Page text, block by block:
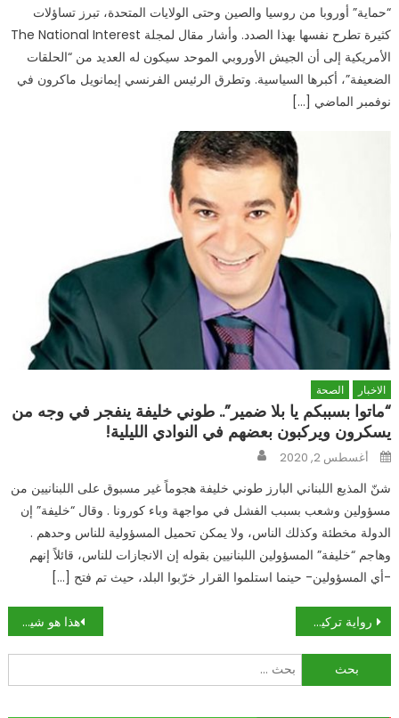
“حماية” أوروبا من روسيا والصين وحتى الولايات المتحدة، تبرز تساؤلات
كثيرة تطرح نفسها بهذا الصدد. وأشار مقال لمجلة The National Interest
الأمريكية إلى أن الجيش الأوروبي الموحد سيكون له العديد من “الحلقات
الضعيفة”، أكبرها السياسية. وتطرق الرئيس الفرنسي إيمانويل ماكرون في
نوفمبر الماضي […]
الاخبار الصحة
“ماتوا بسببكم يا بلا ضمير”.. طوني خليفة ينفجر في وجه من
يسكرون ويركبون بعضهم في النوادي الليلية!
Posted
onأغسطس 2, 2020
شنّ المذيع اللبناني البارز طوني خليفة هجوماً غير مسبوق على اللبنانيين من
مسؤولين وشعب بسبب الفشل في مواجهة وباء كورونا . وقال “خليفة” إن
الدولة مخطئة وكذلك الناس، ولا يمكن تحميل المسؤولية للناس وحدهم .
وهاجم “خليفة” المسؤولين اللبنانيين بقوله إن الانجازات للناس، قائلاً إنهم
-أي المسؤولين- حينما استلموا القرار خرّبوا البلد، حيث تم فتح […]
تصفّح
المقالات
هذا هو شيخ الجبل الحقيقي الذي اقتبس “مسلسل الهيبة” منه رواية تركية مثيرة عن خاشقجي… الاستخبارات البريطانية حاولت خطفه لإنقاذه
البحث
عن: